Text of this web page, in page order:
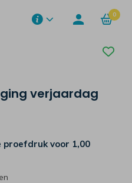
0
verjaardag
proefdruk voor 1,00